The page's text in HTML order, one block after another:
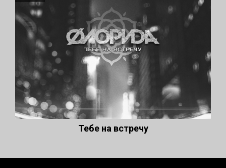
Тебе на встречу